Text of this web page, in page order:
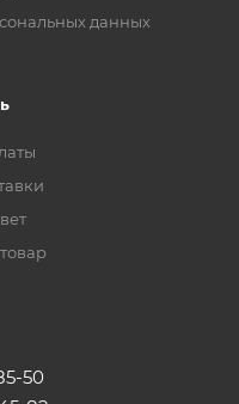
данных
50